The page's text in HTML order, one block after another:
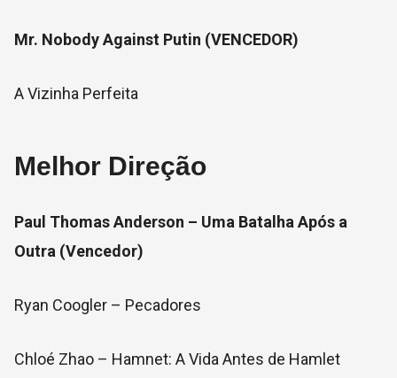
Mr. Nobody Against Putin (VENCEDOR)
A Vizinha Perfeita
Melhor Direção
Paul Thomas Anderson – Uma Batalha Após a
Outra (Vencedor)
Ryan Coogler – Pecadores
Chloé Zhao – Hamnet: A Vida Antes de Hamlet